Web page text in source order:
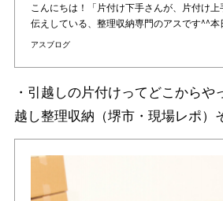
こんにちは！「片付け下手さんが、片付け
伝えしている、整理収納専門のアスです^^
アスブログ
・引越しの片付けってどこからや
越し整理収納（堺市・現場レポ）